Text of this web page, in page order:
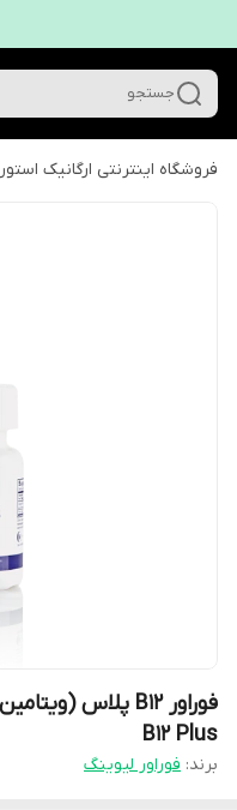
جستجو
فروشگاه اینترنتی ارگانیک استور
B12 Plus
برند: فوراور لیوینگ